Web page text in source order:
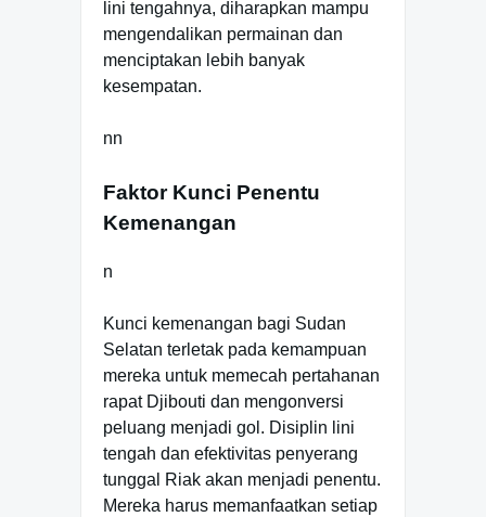
lini tengahnya, diharapkan mampu
mengendalikan permainan dan
menciptakan lebih banyak
kesempatan.
nn
Faktor Kunci Penentu
Kemenangan
n
Kunci kemenangan bagi Sudan
Selatan terletak pada kemampuan
mereka untuk memecah pertahanan
rapat Djibouti dan mengonversi
peluang menjadi gol. Disiplin lini
tengah dan efektivitas penyerang
tunggal Riak akan menjadi penentu.
Mereka harus memanfaatkan setiap